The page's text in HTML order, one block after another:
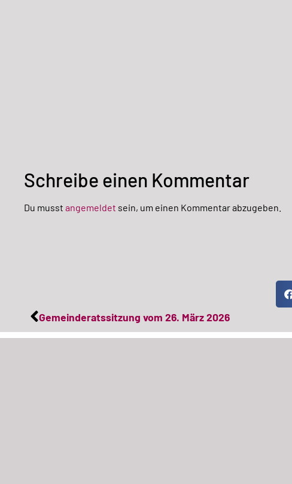
Schreibe einen Kommentar
Du musst angemeldet sein, um einen Kommentar abzugeben.
Gemeinderatssitzung vom 26. März 2026